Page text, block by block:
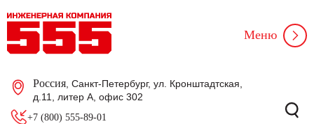
Россия , Санкт-Петербург, ул. Кронштадтская,
д.11, литер А, офис 302
+7 (800) 555-89-01
Меню